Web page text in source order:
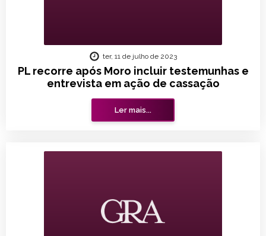
PL recorre após Moro incluir testemunhas e
entrevista em ação de cassação
ter, 11 de julho de 2023
Ler mais...